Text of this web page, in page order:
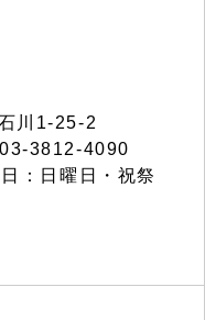
川1-25-2
3812-4090
：日曜日・祝祭